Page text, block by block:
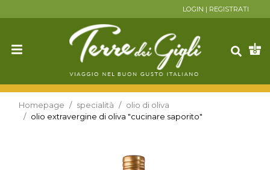
LOGIN | REGISTRATI
Homepage specialità
olio di oliva
olio extravergine di oliva "cucinare saporito"